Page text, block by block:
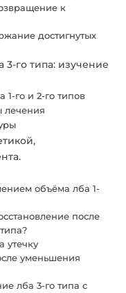
к
достигнутых
го типа: изучение
1-го и 2-го типов
лечения
объёма лба 1-
после
утечку
уменьшения
лба 3-го типа с